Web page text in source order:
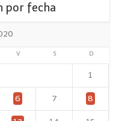
por fecha
V S D
1
6 7 8